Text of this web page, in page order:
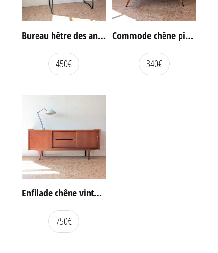
Bureau hêtre des années 60
450€
Commode chêne pieds compas vintage
340€
Enfilade chêne vintage portes coulissantes
750€